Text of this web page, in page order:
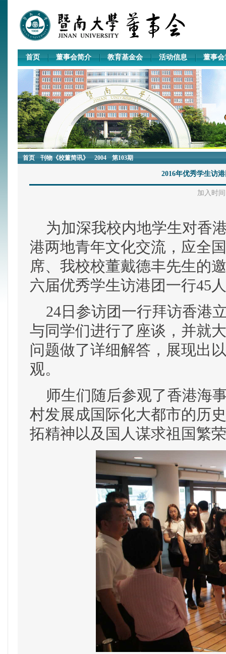
首页 董事会简介 教育基金会 活动信息 董事会
首页 刊物《校董简讯》 2004 第103期
2016年优秀学生访
加入时间
为加深我校内地学生对香
港两地青年文化交流，应全
席、我校校董戴德丰先生的
六届优秀学生访港团一行45
24日参访团一行拜访香港
与同学们进行了座谈，并就
问题做了详细解答，展现出
观。
师生们随后参观了香港海
村发展成国际化大都市的历
拓精神以及国人谋求祖国繁